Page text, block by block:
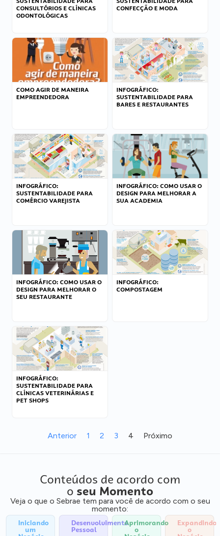
CONSULTÓRIOS E CLÍNICAS
ODONTOLÓGICAS
CONFECÇÃO E MODA
COMO AGIR DE MANEIRA
EMPREENDEDORA
INFOGRÁFICO:
SUSTENTABILIDADE PARA
BARES E RESTAURANTES
INFOGRÁFICO:
SUSTENTABILIDADE PARA
COMÉRCIO VAREJISTA
INFOGRÁFICO: COMO USAR O
DESIGN PARA MELHORAR A
SUA ACADEMIA
INFOGRÁFICO: COMO USAR O
DESIGN PARA MELHORAR O
SEU RESTAURANTE
INFOGRÁFICO:
COMPOSTAGEM
INFOGRÁFICO:
SUSTENTABILIDADE PARA
CLÍNICAS VETERINÁRIAS E
PET SHOPS
Anterior 1 2 3 4 Próximo
Conteúdos de acordo com
o seu Momento
Veja o que o Sebrae tem para você de acordo com o seu
momento:
Iniciando
um
Desenvolvimento
Pessoal
Aprimorando
o
Expandindo
o